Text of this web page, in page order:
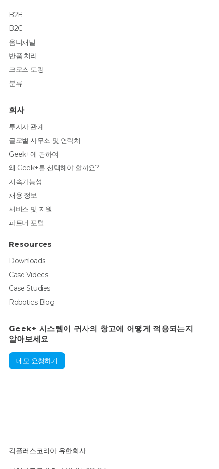
B2B
B2C
옴니채널
반품 처리
크로스 도킹
분류
회사
투자자 관계
글로벌 사무소 및 연락처
Geek+에 관하여
왜 Geek+를 선택해야 할까요?
지속가능성
채용 정보
서비스 및 지원
파트너 포털
Resources
Downloads
Case Videos
Case Studies
Robotics Blog
Geek+ 시스템이 귀사의 창고에 어떻게 적용되는지
알아보세요
데모 요청하기
긱플러스코리아 유한회사